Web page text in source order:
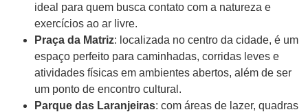
ideal para quem busca contato com a natureza e
exercícios ao ar livre.
Praça da Matriz: localizada no centro da cidade, é um
espaço perfeito para caminhadas, corridas leves e
atividades físicas em ambientes abertos, além de ser
um ponto de encontro cultural.
Parque das Laranjeiras: com áreas de lazer, quadras